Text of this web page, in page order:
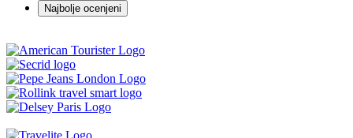
Najbolje ocenjeni